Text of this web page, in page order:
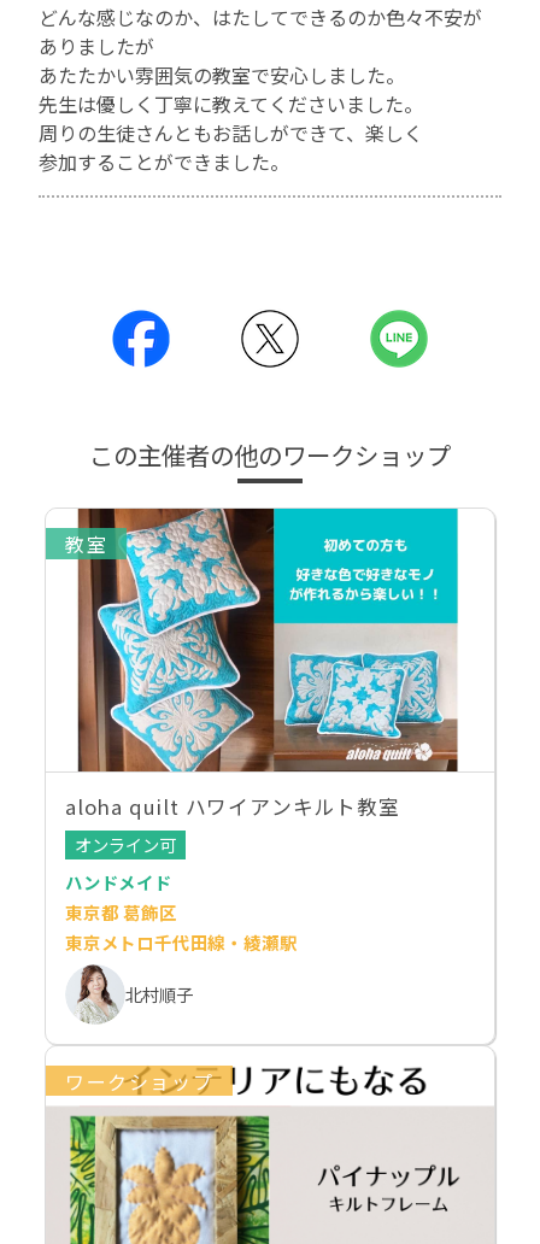
どんな感じなのか、はたしてできるのか色々不安が
ありましたが
あたたかい雰囲気の教室で安心しました。
先生は優しく丁寧に教えてくださいました。
周りの生徒さんともお話しができて、楽しく
参加することができました。
この主催者の他のワークショップ
教室
aloha quilt ハワイアンキルト教室
オンライン可
ハンドメイド
東京都 葛飾区
東京メトロ千代田線・綾瀬駅
北村順子
ワークショップ